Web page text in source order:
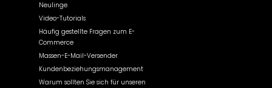
Neulinge
Video-Tutorials
Häufig gestellte Fragen zum E-
Commerce
Massen-E-Mail-Versender
Kundenbeziehungsmanagement
Warum sollten Sie sich für unseren